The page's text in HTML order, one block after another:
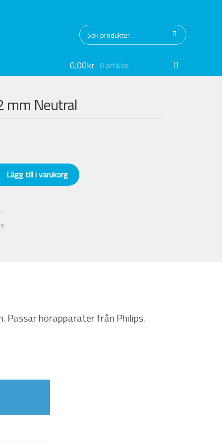
Sök
efter:
Sök
0,00kr 0 artiklar
mm Neutral
Lägg till i varukorg
Passar hörapparater från Philips.